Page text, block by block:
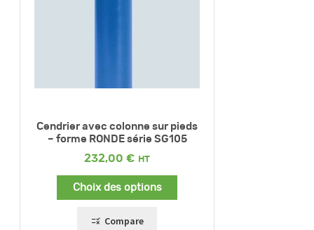
Cendrier avec colonne sur pieds
– forme RONDE série SG105
232,00 €
Choix des options
Compare